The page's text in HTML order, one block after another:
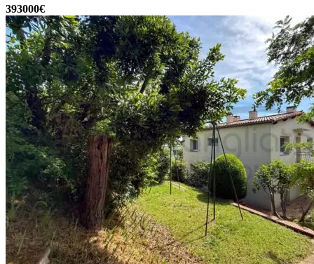
393000€